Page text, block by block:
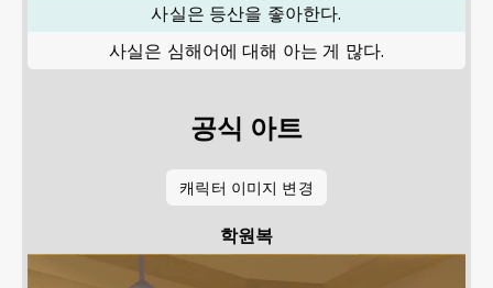
사실은 등산을 좋아한다.
사실은 심해어에 대해 아는 게 많다.
공식 아트
캐릭터 이미지 변경
학원복